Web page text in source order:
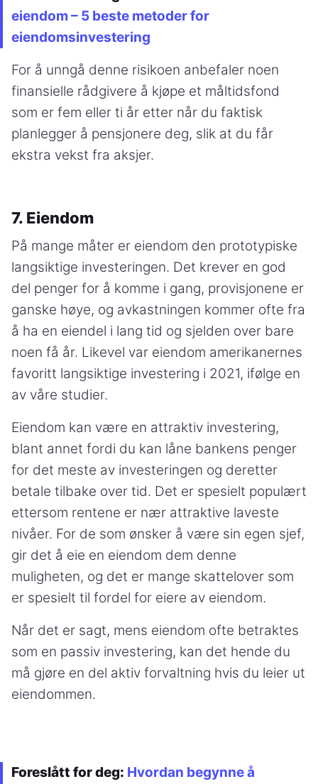
eiendom – 5 beste metoder for
eiendomsinvestering
For å unngå denne risikoen anbefaler noen
finansielle rådgivere å kjøpe et måltidsfond
som er fem eller ti år etter når du faktisk
planlegger å pensjonere deg, slik at du får
ekstra vekst fra aksjer.
7. Eiendom
På mange måter er eiendom den prototypiske
langsiktige investeringen. Det krever en god
del penger for å komme i gang, provisjonene er
ganske høye, og avkastningen kommer ofte fra
å ha en eiendel i lang tid og sjelden over bare
noen få år. Likevel var eiendom amerikanernes
favoritt langsiktige investering i 2021, ifølge en
av våre studier.
Eiendom kan være en attraktiv investering,
blant annet fordi du kan låne bankens penger
for det meste av investeringen og deretter
betale tilbake over tid. Det er spesielt populært
ettersom rentene er nær attraktive laveste
nivåer. For de som ønsker å være sin egen sjef,
gir det å eie en eiendom dem denne
muligheten, og det er mange skattelover som
er spesielt til fordel for eiere av eiendom.
Når det er sagt, mens eiendom ofte betraktes
som en passiv investering, kan det hende du
må gjøre en del aktiv forvaltning hvis du leier ut
eiendommen.
Foreslått for deg: Hvordan begynne å